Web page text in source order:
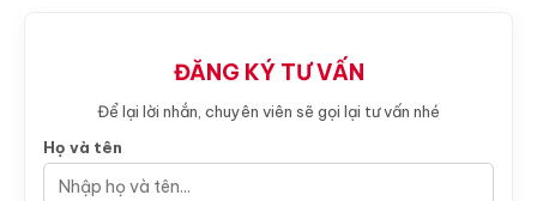
ĐĂNG KÝ TƯ VẤN
Để lại lời nhắn, chuyên viên sẽ gọi lại tư vấn nhé
Họ và tên